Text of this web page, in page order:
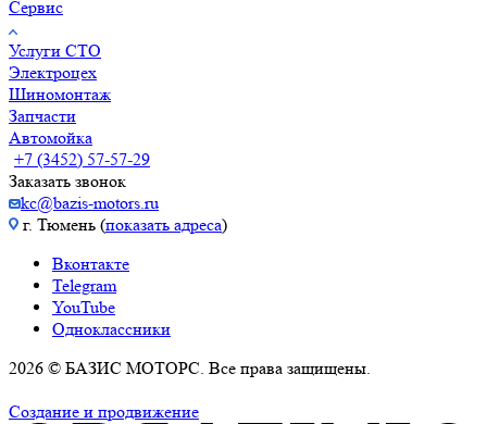
Сервис
Услуги СТО
Электроцех
Шиномонтаж
Запчасти
Автомойка
+7 (3452) 57-57-29
Заказать звонок
kc@bazis-motors.ru
г. Тюмень (показать адреса)
Вконтакте
Telegram
YouTube
Одноклассники
2026 © БАЗИС МОТОРС. Все права защищены.
Создание и продвижение